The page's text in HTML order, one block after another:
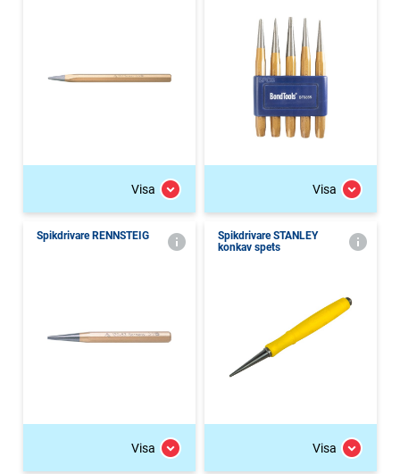
Visa Visa
Spikdrivare RENNSTEIG
Visa
Spikdrivare STANLEY
konkav spets
Visa